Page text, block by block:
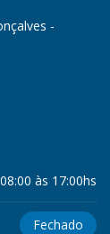
-
08:00 às 17:00hs
Fechado